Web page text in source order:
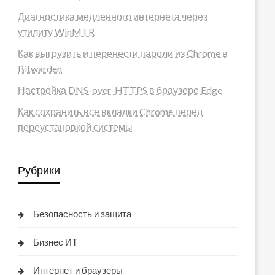
Диагностика медленного интернета через
утилиту WinMTR
Как выгрузить и перенести пароли из Chrome в
Bitwarden
Настройка DNS-over-HTTPS в браузере Edge
Как сохранить все вкладки Chrome перед
переустановкой системы
Рубрики
Безопасность и защита
Бизнес ИТ
Интернет и браузеры